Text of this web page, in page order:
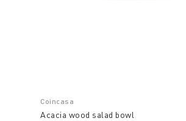
Coincasa
Acacia wood salad bowl